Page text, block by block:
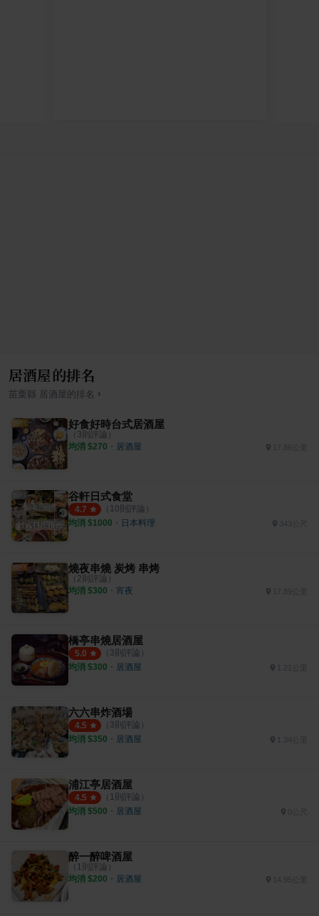
居酒屋的排名
苗栗縣 居酒屋 的排名 ›
好食好時台式居酒屋
（ 3則評論）
均消 $270 ・ 居酒屋
谷軒日式食堂
4.7 （ 10則評論）
均消 $1000 ・ 日本料理 343公尺
燒夜串燒 炭烤 串烤
（ 2則評論）
均消 $300 ・ 宵夜
橋亭串燒居酒屋
5.0 （ 3則評論）
均消 $300 ・ 居酒屋
六六串炸酒場
4.5 （ 3則評論）
均消 $350 ・ 居酒屋 1.34公里
浦江亭居酒屋
4.5 （ 1則評論）
均消 $500 ・ 居酒屋
醉一醉啤酒屋
（ 1則評論）
均消 $200 ・ 居酒屋 14.95公里